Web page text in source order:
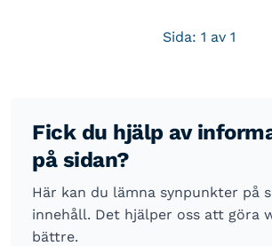
Sida: 1 av 1
Fick du hjälp av
på sidan?
Här kan du lämna synpunkter på
innehåll. Det hjälper oss att göra
bättre.